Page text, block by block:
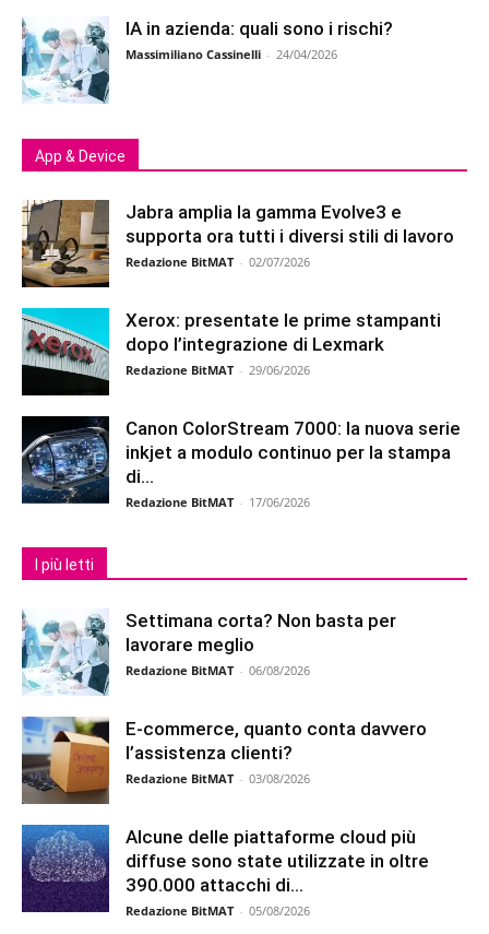
IA in azienda: quali sono i rischi?
Massimiliano Cassinelli - 24/04/2026
App & Device
Jabra amplia la gamma Evolve3 e
supporta ora tutti i diversi stili di lavoro
Redazione BitMAT - 02/07/2026
Xerox: presentate le prime stampanti
dopo l’integrazione di Lexmark
Redazione BitMAT - 29/06/2026
Canon ColorStream 7000: la nuova serie
inkjet a modulo continuo per la stampa
di...
Redazione BitMAT - 17/06/2026
I più letti
Settimana corta? Non basta per
lavorare meglio
Redazione BitMAT - 06/08/2026
E-commerce, quanto conta davvero
l’assistenza clienti?
Redazione BitMAT - 03/08/2026
Alcune delle piattaforme cloud più
diffuse sono state utilizzate in oltre
390.000 attacchi di...
Redazione BitMAT - 05/08/2026